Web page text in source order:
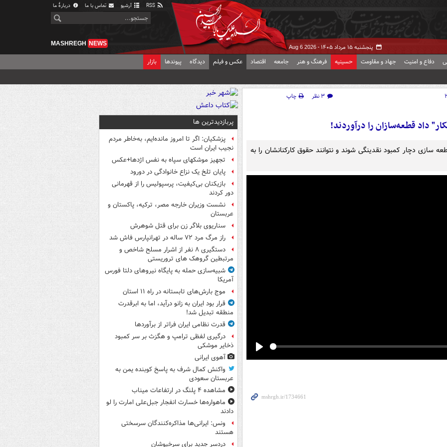
آرشیو تماس با ما دربارهٔ ما
پنجشنبه ۱۵ مرداد ۱۴۰۵ - Aug 6 2026
MASHREGH NEWS
دفاع و امنیت جهاد و مقاومت حسینیه فرهنگ و هنر جامعه اقتصاد عکس و فیلم دیدگاه پیوندها بازار
۳ نظر
چاپ
داد قطعه‌سازان را درآوردند!
قطعه سازی دچار کمبود نقدینگی شوند و نتوانند حقوق کارکنانشان را به
پربازدیدترین ها
پزشکیان: اگر تا امروز مانده‌ایم، به‌خاطر مردم
نجیب ایران است
تجهیز موشکهای سپاه به نفس اژدها+عکس
پایان تلخ یک نزاع خانوادگی در دورود
بازیکنان بی‌کیفیت، پرسپولیس را از قهرمانی
دور کردند
نشست وزیران خارجه مصر، ترکیه، پاکستان و
عربستان
سناریوی بلاگر زن برای قتل شوهرش
راز مرگ مرد ۷۲ ساله در تهرانپارس فاش شد
دستگیری ۸ نفر از اشرار مسلح شاخص و
مرتبطین گروهک های تروریستی
شبیه‌سازی حمله به پایگاه نیروهای دلتا فورس
آمریکا
موج بارش‌های تابستانه در راه ۱۱ استان
قرار بود ایران به زانو درآید، اما به ابرقدرت
منطقه تبدیل شد!
قدرت نظامی ایران فراتر از برآوردها
درگیری لفظی ترامپ و هگزث بر سر کمبود
ذخایر موشکی
آهوی ایرانی
واکنش کمال شرف به پاسخ کوبنده یمن به
عربستان سعودی
مشاهده ۴ پلنگ در ارتفاعات میناب
ماهواره‌ها خسارت انفجار جبل‌علی امارت را لو
دادند
ونس: ایرانی‌ها مذاکره‌کنندگان سرسختی
هستند
دردسر جدید برای سرخپوشان